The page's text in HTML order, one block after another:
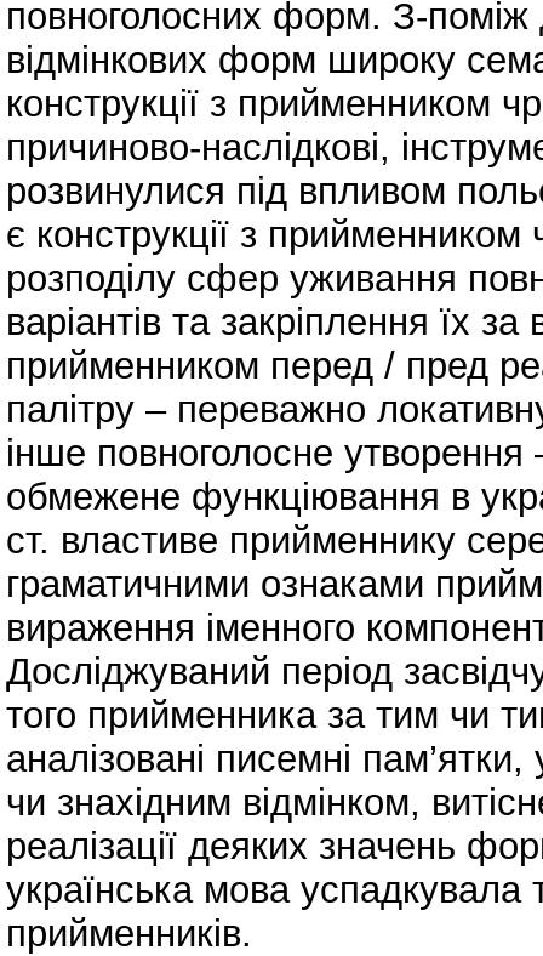
повноголосних форм. З-
відмінкових форм широку
конструкції з прийменником
причиново-наслідкові,
розвинулися під впливом
є конструкції з прийменником
розподілу сфер уживання
варіантів та закріплення їх
прийменником перед / пред
палітру – переважно
інше повноголосне
обмежене функціювання в
ст. властиве прийменнику
граматичними ознаками
вираження іменного
Досліджуваний період
того прийменника за тим чи
аналізовані писемні
чи знахідним відмінком,
реалізації деяких значень
українська мова успадкувала
прийменників.